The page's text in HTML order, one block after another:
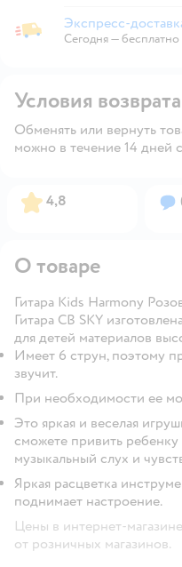
Экспресс-доставка из магазина
Экспресс-
Сегодня—бесплатно
Условия возврата
Обменять или вернуть
можно в течение 14 дней
Рейтинг:
4,8
О товаре
Гитара Kids Harmony
Гитара CB SKY
для детей материалов
Имеет 6 струн, поэтому
звучит.
При необходимости ее
Это яркая и веселая
сможете привить
музыкальный слух и
Яркая расцветка
поднимает настроение.
Цены в интернет-
от розничных магазинов.